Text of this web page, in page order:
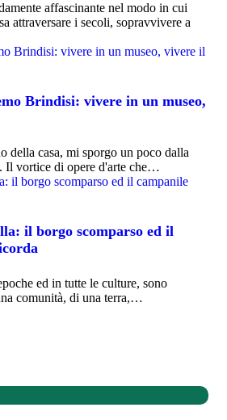
affascinante nel modo in cui
attraversare i secoli, sopravvivere a
Brindisi: vivere in un museo,
della casa, mi sporgo un poco dalla
Il vortice di opere d'arte che…
il borgo scomparso ed il
ed in tutte le culture, sono
comunità, di una terra,…